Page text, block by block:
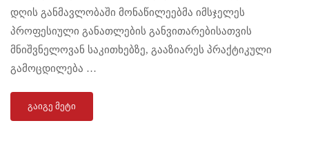
დღის განმავლობაში მონაწილეებმა იმსჯელეს
პროფესიული განათლების განვითარებისათვის
მნიშვნელოვან საკითხებზე, გააზიარეს პრაქტიკული
გამოცდილება …
ᲒᲐᲘᲒᲔ ᲛᲔᲢᲘ